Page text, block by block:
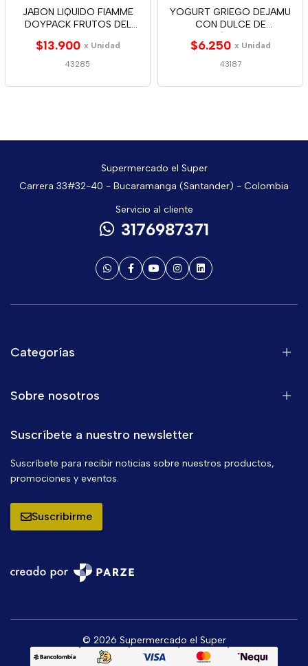
JABON LIQUIDO FIAMME
DOYPACK FRUTOS DEL
$13.900 x Unidad
43285
YOGURT GRIEGO DEJAMU
CON DULCE DE
$6.250 x Unidad
43187
Supermercado el Super
Carrera 33#32-40 - Bucaramanga (Santander) - Colombia
Servicio al cliente
3176987371
Categorías
Sobre nosotros
Suscríbete a nuestro newsletter
Suscríbete para recibir noticias sobre nuestros productos,
promociones y eventos.
Suscribirme
© 2026 Supermercado el Super